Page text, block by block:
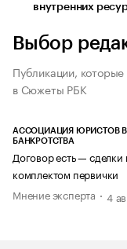
внутренних
Выбор
Публикации,
в Сюжеты РБК
АССОЦИАЦИЯ ЮРИСТОВ
БАНКРОТСТВА
Договор есть —
комплектом первички
Мнение эксперта
4